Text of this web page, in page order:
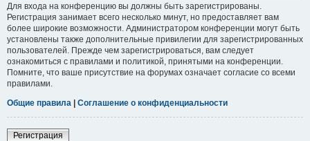
Для входа на конференцию вы должны быть зарегистрированы.
Регистрация занимает всего несколько минут, но предоставляет вам
более широкие возможности. Администратором конференции могут быть
установлены также дополнительные привилегии для зарегистрированных
пользователей. Прежде чем зарегистрироваться, вам следует
ознакомиться с правилами и политикой, принятыми на конференции.
Помните, что ваше присутствие на форумах означает согласие со всеми
правилами.
Общие правила | Соглашение о конфиденциальности
Регистрация